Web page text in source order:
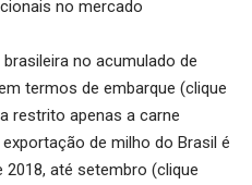
no mercado
no acumulado de
termos de embarque (clique
restrito apenas a carne
de milho do Brasil é
2018, até setembro (clique